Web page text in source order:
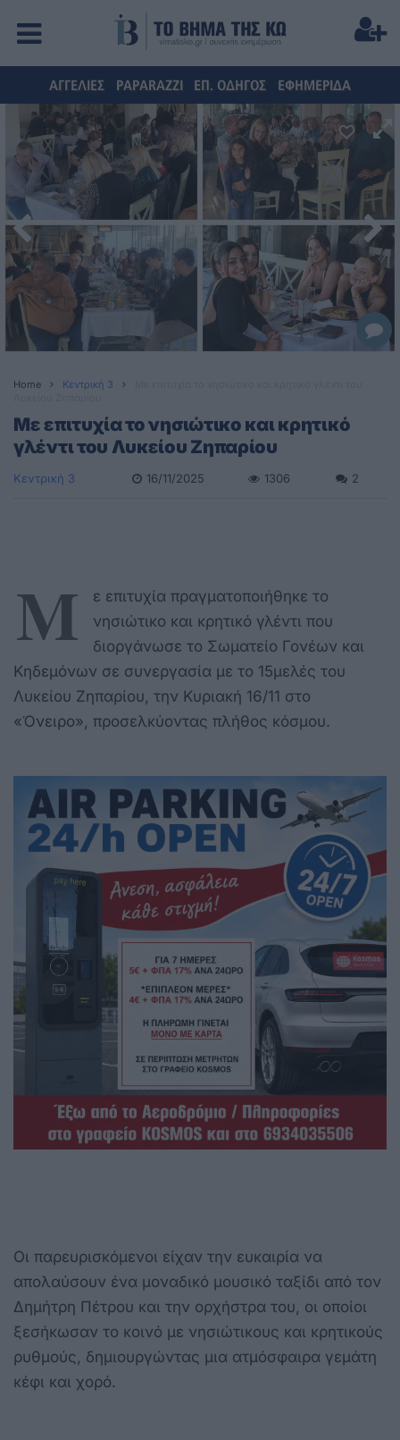
ΑΓΓΕΛΙΕΣ PAPARAZZI ΕΠ. ΟΔΗΓΟΣ ΕΦΗΜΕΡΙΔΑ
Home Κεντρική 3
Με επιτυχία το νησιώτικο και κρητικό
γλέντι του Λυκείου Ζηπαρίου
Κεντρική 3 16/11/2025 1306 2
M
ε επιτυχία πραγματοποιήθηκε το
νησιώτικο και κρητικό γλέντι που
διοργάνωσε το Σωματείο Γονέων και
Κηδεμόνων σε συνεργασία με το 15μελές του
Λυκείου Ζηπαρίου, την Κυριακή 16/11 στο
«Όνειρο», προσελκύοντας πλήθος κόσμου.
Οι παρευρισκόμενοι είχαν την ευκαιρία να
απολαύσουν ένα μοναδικό μουσικό ταξίδι από τον
Δημήτρη Πέτρου και την ορχήστρα του, οι οποίοι
ξεσήκωσαν το κοινό με νησιώτικους και κρητικούς
ρυθμούς, δημιουργώντας μια ατμόσφαιρα γεμάτη
κέφι και χορό.